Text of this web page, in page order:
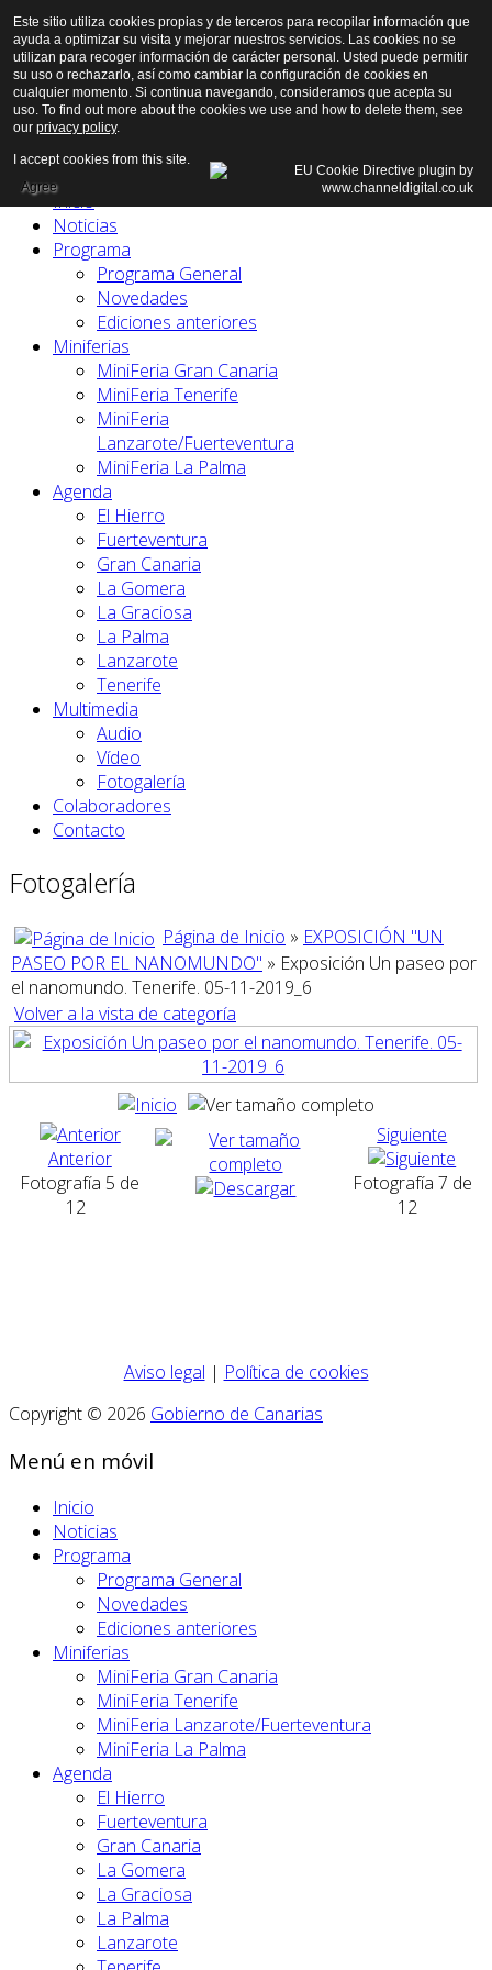
Inicio
Noticias
Programa
Programa General
Novedades
Ediciones anteriores
Miniferias
MiniFeria Gran Canaria
MiniFeria Tenerife
MiniFeria
Lanzarote/Fuerteventura
MiniFeria La Palma
Agenda
El Hierro
Fuerteventura
Gran Canaria
La Gomera
La Graciosa
La Palma
Lanzarote
Tenerife
Multimedia
Audio
Vídeo
Fotogalería
Colaboradores
Contacto
Fotogalería
Página de Inicio » EXPOSICIÓN "UN
PASEO POR EL NANOMUNDO" » Exposición Un paseo por
el nanomundo. Tenerife. 05-11-2019_6
Volver a la vista de categoría
Anterior
Fotografía 5 de
12
Siguiente
Fotografía 7 de
12
Aviso legal | Política de cookies
Copyright © 2026 Gobierno de Canarias
Menú en móvil
Inicio
Noticias
Programa
Programa General
Novedades
Ediciones anteriores
Miniferias
MiniFeria Gran Canaria
MiniFeria Tenerife
MiniFeria Lanzarote/Fuerteventura
MiniFeria La Palma
Agenda
El Hierro
Fuerteventura
Gran Canaria
La Gomera
La Graciosa
La Palma
Lanzarote
Este sitio utiliza cookies propias y de terceros para recopilar información que
ayuda a optimizar su visita y mejorar nuestros servicios. Las cookies no se
utilizan para recoger información de carácter personal. Usted puede permitir
su uso o rechazarlo, así como cambiar la configuración de cookies en
cualquier momento. Si continua navegando, consideramos que acepta su
uso. To find out more about the cookies we use and how to delete them, see
our privacy policy.
I accept cookies from this site.
Agree